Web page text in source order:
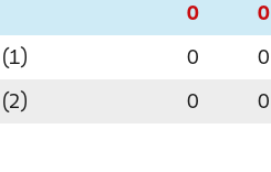
0 0
0 0
0 0